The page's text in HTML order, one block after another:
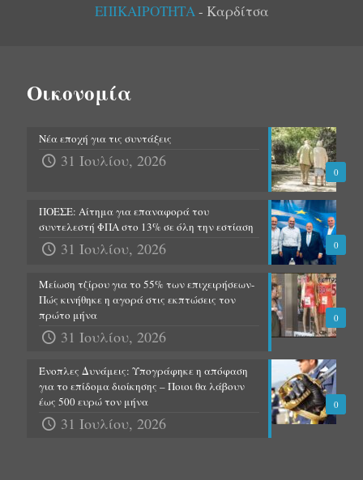
ΕΠΙΚΑΙΡΟΤΗΤΑ- Καρδίτσα
Οικονομία
0
Νέα εποχή για τις συντάξεις
31 Ιουλίου, 2026
0
ΠΟΕΣΕ: Αίτημα για επαναφορά του
συντελεστή ΦΠΑ στο 13% σε όλη την εστίαση
31 Ιουλίου, 2026
0
Μείωση τζίρου για το 55% των επιχειρήσεων-
Πώς κινήθηκε η αγορά στις εκπτώσεις τον
πρώτο μήνα
31 Ιουλίου, 2026
0
Ένοπλες Δυνάμεις: Υπογράφηκε η απόφαση
για το επίδομα διοίκησης – Ποιοι θα λάβουν
έως 500 ευρώ τον μήνα
31 Ιουλίου, 2026